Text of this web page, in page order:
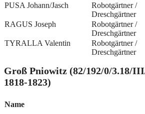
PUSA Johann/Jasch
Robotgärtner /
Dreschgärtner
RAGUS Joseph
Robotgärtner /
Dreschgärtner
TYRALLA Valentin
Robotgärtner /
Dreschgärtner
Groß Pniowitz (82/192/0/3.18/
1818-1823)
Name